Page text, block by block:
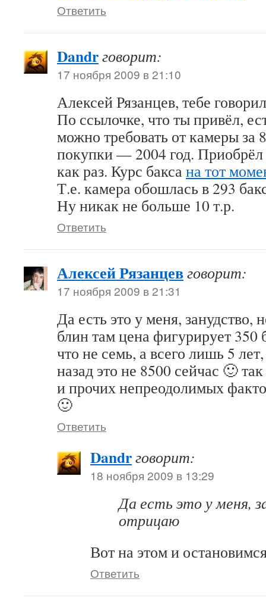
Ответить
Dandrговорит:
17 ноября 2009 в 21:10
Алексей Рязанцев, тебе
По ссылочке, что ты привёл,
можно требовать от камеры за
покупки — 2004 год.
как раз. Курс бакса на тот
Т.е. камера обошлась в 293
Ну никак не больше 10 т.р.
Ответить
Алексей Рязанцевговорит:
17 ноября 2009 в 21:31
Да есть это у меня, занудство,
блин там цена фигурирует 350
что не семь, а всего лишь 5
назад это не 8500 сейчас 🙂
и прочих непреодолимых
🙂
Ответить
Dandrговорит:
18 ноября 2009 в 13:29
Да есть это у меня,
отрицаю
Вот на этом и
Ответить